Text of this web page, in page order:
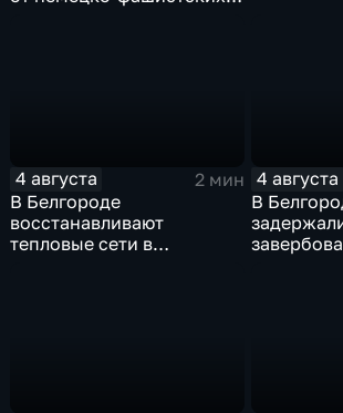
4 августа
2 мин
В Белгороде
восстанавливают
тепловые сети в
4 августа
В